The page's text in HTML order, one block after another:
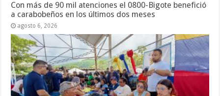
Con más de 90 mil atenciones el 0800-Bigote benefició
a carabobeños en los últimos dos meses
agosto 6, 2026